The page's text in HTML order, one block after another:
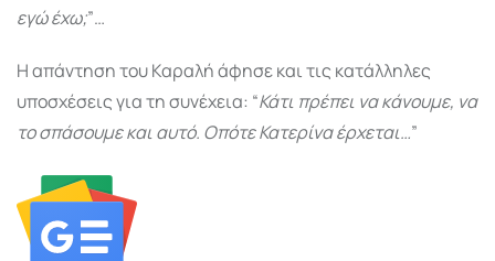
εγώ έχω;”…
Η απάντηση του Καραλή άφησε και τις κατάλληλες
υποσχέσεις για τη συνέχεια: “Κάτι πρέπει να κάνουμε, να
το σπάσουμε και αυτό. Οπότε Κατερίνα έρχεται…”